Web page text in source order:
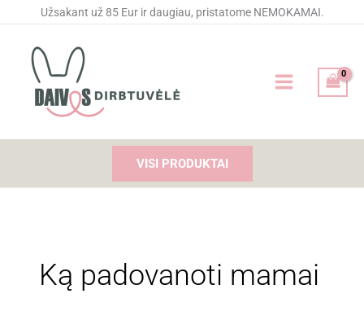
Užsakant už 85 Eur ir daugiau, pristatome NEMOKAMAI.
VISI PRODUKTAI
Ką padovanoti mamai